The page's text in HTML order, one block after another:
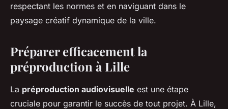
respectant les normes et en naviguant dans le
paysage créatif dynamique de la ville.
Préparer efficacement la
préproduction à Lille
La préproduction audiovisuelle est une étape
cruciale pour garantir le succès de tout projet. À Lille,